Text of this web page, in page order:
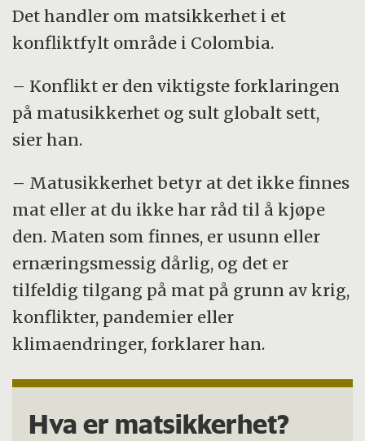
Det handler om matsikkerhet i et
konfliktfylt område i Colombia.
– Konflikt er den viktigste forklaringen
på matusikkerhet og sult globalt sett,
sier han.
– Matusikkerhet betyr at det ikke finnes
mat eller at du ikke har råd til å kjøpe
den. Maten som finnes, er usunn eller
ernæringsmessig dårlig, og det er
tilfeldig tilgang på mat på grunn av krig,
konflikter, pandemier eller
klimaendringer, forklarer han.
Hva er matsikkerhet?